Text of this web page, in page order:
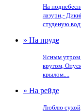
На
лазури,-
студеную
» На пруде
Ясным утром
кругом,
крылом....
» На рейде
Люблю сухой,